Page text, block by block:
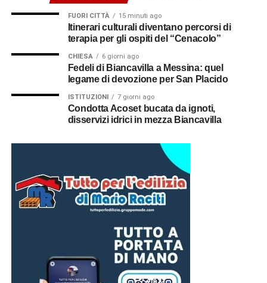
FUORI CITTÀ 15 minuti ago
Itinerari culturali diventano percorsi di
terapia per gli ospiti del “Cenacolo”
CHIESA 6 giorni ago
Fedeli di Biancavilla a Messina: quel
legame di devozione per San Placido
ISTITUZIONI 7 giorni ago
Condotta Acoset bucata da ignoti,
disservizi idrici in mezza Biancavilla